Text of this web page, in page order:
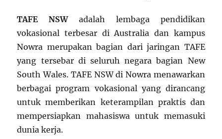
TAFE NSWadalah lembaga pendidikan
vokasional terbesar di Australia dan kampus
Nowra merupakan bagian dari jaringan TAFE
yang tersebar di seluruh negara bagian New
South Wales. TAFE NSW di Nowra menawarkan
berbagai program vokasional yang dirancang
untuk memberikan keterampilan praktis dan
mempersiapkan mahasiswa untuk memasuki
dunia kerja.